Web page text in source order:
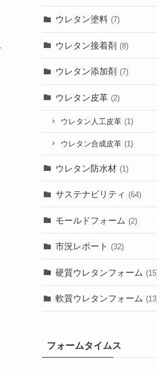
ウレタン塗料 (7)
ウレタン接着剤 (8)
ウレタン添加剤 (7)
ウレタン皮革 (2)
ウレタン人工皮革 (1)
ウレタン合成皮革 (1)
ウレタン防水材 (1)
サステナビリティ (64)
モールドフォーム (2)
市況レポート (32)
硬質ウレタンフォーム
軟質ウレタンフォーム
フォームタイムス